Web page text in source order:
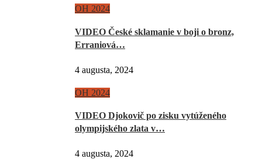
OH 2024
VIDEO České sklamanie v boji o bronz,
Erraniová…
4 augusta, 2024
OH 2024
VIDEO Djokovič po zisku vytúženého
olympijského zlata v…
4 augusta, 2024